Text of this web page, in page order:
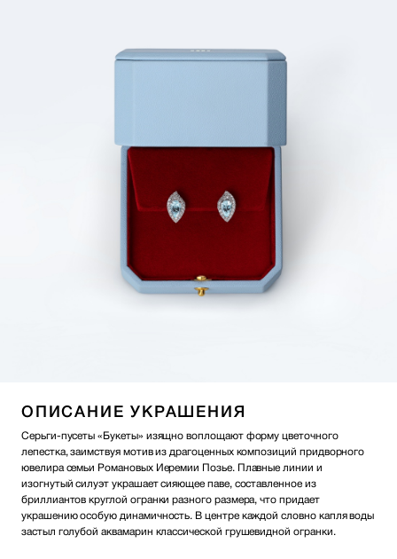
ОПИСАНИЕ УКРАШЕНИЯ
Серьги-пусеты «Букеты» изящно воплощают форму цветочного
лепестка, заимствуя мотив из драгоценных композиций придворного
ювелира семьи Романовых Иеремии Позье. Плавные линии и
изогнутый силуэт украшает сияющее паве, составленное из
бриллиантов круглой огранки разного размера, что придает
украшению особую динамичность. В центре каждой словно капля воды
застыл голубой аквамарин классической грушевидной огранки.